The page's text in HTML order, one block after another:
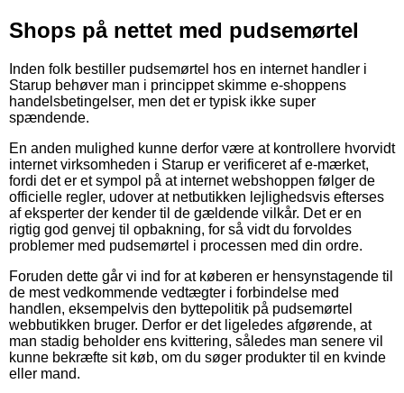
Shops på nettet med pudsemørtel
Inden folk bestiller pudsemørtel hos en internet handler i
Starup behøver man i princippet skimme e-shoppens
handelsbetingelser, men det er typisk ikke super
spændende.
En anden mulighed kunne derfor være at kontrollere hvorvidt
internet virksomheden i Starup er verificeret af e-mærket,
fordi det er et sympol på at internet webshoppen følger de
officielle regler, udover at netbutikken lejlighedsvis efterses
af eksperter der kender til de gældende vilkår. Det er en
rigtig god genvej til opbakning, for så vidt du forvoldes
problemer med pudsemørtel i processen med din ordre.
Foruden dette går vi ind for at køberen er hensynstagende til
de mest vedkommende vedtægter i forbindelse med
handlen, eksempelvis den byttepolitik på pudsemørtel
webbutikken bruger. Derfor er det ligeledes afgørende, at
man stadig beholder ens kvittering, således man senere vil
kunne bekræfte sit køb, om du søger produkter til en kvinde
eller mand.